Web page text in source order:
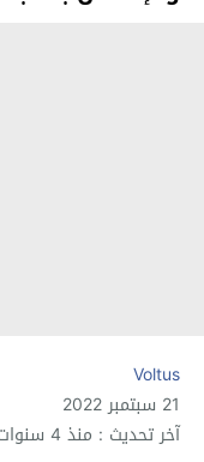
Voltus
21 سبتمبر 2022
آخر تحديث : منذ 4 سنوات